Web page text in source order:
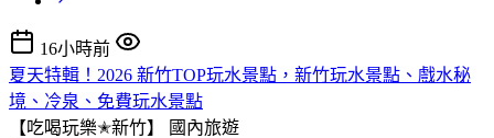
16小時前
夏天特輯！2026 新竹TOP玩水景點，新竹玩水景點、戲水秘
境、冷泉、免費玩水景點
【吃喝玩樂✭新竹】
國內旅遊